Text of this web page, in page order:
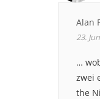
Alan
23.
…
zwei
the